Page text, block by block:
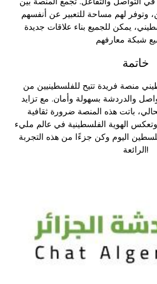
وتوفر لهم مساحة للتعبير عن أنفسهم
يمكن للجميع بناء علاقات جديدة
خاتمة
منصة فريدة تتيح للفلسطينيين من
والدردشة بسهولة وأمان. مع تزايد
باتت هذه المنصة ضرورة ثقافية
الهوية الفلسطينية في عالم مليء
اليوم وكن جزءًا من هذه التجربة
الرائعة!